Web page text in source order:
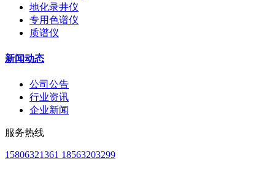
地化录井仪
专用色谱仪
质谱仪
新闻动态
公司公告
行业资讯
企业新闻
服务热线
15806321361 18563203299